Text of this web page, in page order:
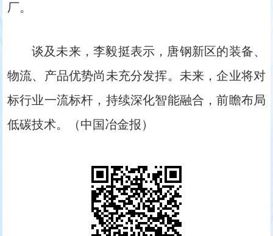
厂。
谈及未来，李毅挺表示，唐钢新区的装备、
物流、产品优势尚未充分发挥。未来，企业将对
标行业一流标杆，持续深化智能融合，前瞻布局
低碳技术。（中国冶金报）